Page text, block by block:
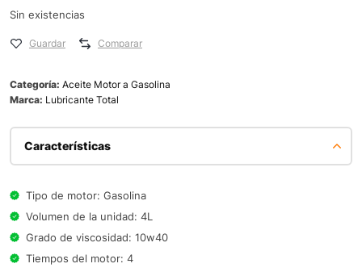
Sin existencias
Guardar Comparar
Categoría: Aceite Motor a Gasolina
Marca: Lubricante Total
Características
Tipo de motor: Gasolina
Volumen de la unidad: 4L
Grado de viscosidad: 10w40
Tiempos del motor: 4